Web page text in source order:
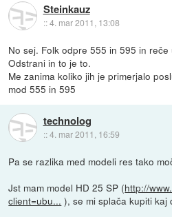
Steinkauz
::4. mar 2011, 13:08
No sej. Folk odpre 555 in 595 in
Odstrani in to je to.
Me zanima koliko jih je primerjalo
mod 555 in 595
technolog
::4. mar 2011, 16:59
Pa se razlika med modeli res tako
Jst mam model HD 25 SP (http://
client=ubu... ), se mi splača kupiti kaj